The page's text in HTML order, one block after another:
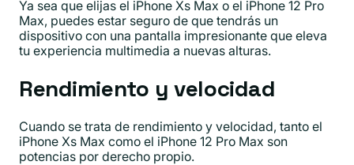
Ya sea que elijas el iPhone Xs Max o el iPhone 12 Pro
Max, puedes estar seguro de que tendrás un
dispositivo con una pantalla impresionante que eleva
tu experiencia multimedia a nuevas alturas.
Rendimiento y velocidad
Cuando se trata de rendimiento y velocidad, tanto el
iPhone Xs Max como el iPhone 12 Pro Max son
potencias por derecho propio.